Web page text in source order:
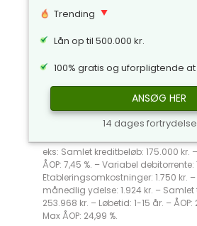
Trending
Lån op til 500.000 kr.
100% gratis og uforpligtende
ANSØG HER
14 dages
eks: Samlet kreditbeløb: 175.000 kr.
ÅOP: 7,45 %. – Variabel debitorrente:
Etableringsomkostninger: 1.750 kr.
månedlig ydelse: 1.924 kr. –
253.968 kr. – Løbetid: 1-15 år. –
Max ÅOP: 24,99 %.